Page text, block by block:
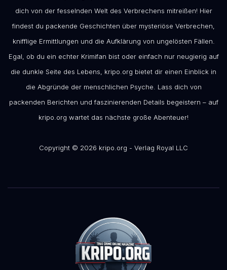
dich von der fesselnden Welt des Verbrechens mitreißen! Hier
findest du packende Geschichten über mysteriöse Verbrechen,
knifflige Ermittlungen und die Aufklärung von ungelösten Fällen.
Egal, ob du ein echter Krimifan bist oder einfach nur neugierig auf
die dunkle Seite des Lebens, kripo.org bietet dir einen Einblick in
die Abgründe der menschlichen Psyche. Lass dich von
packenden Berichten und faszinierenden Details begeistern – auf
kripo.org wartet das nächste große Abenteuer!
Copyright © 2026 kripo.org - Verlag Royal LLC